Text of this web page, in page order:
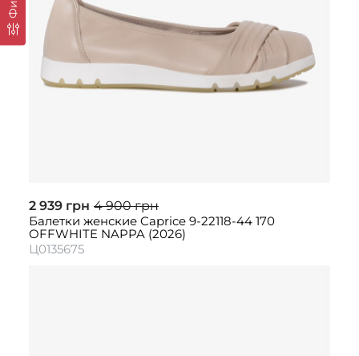
2 939 грн 4 900 грн
Балетки женские Caprice 9-22118-44 170
OFFWHITE NAPPA (2026)
Ц0135675